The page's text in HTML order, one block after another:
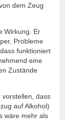
dem Zeug
Wirkung. Er
Probleme
funktioniert
eine
Zustände
vorstellen, dass
auf Alkohol)
wäre mehr als